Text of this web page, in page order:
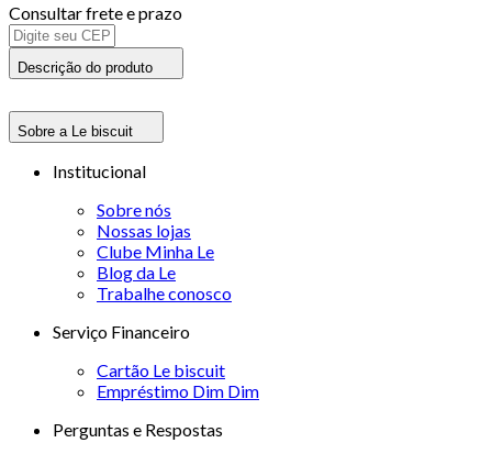
Consultar frete e prazo
Descrição do produto
Sobre a Le biscuit
Institucional
Sobre nós
Nossas lojas
Clube Minha Le
Blog da Le
Trabalhe conosco
Serviço Financeiro
Cartão Le biscuit
Empréstimo Dim Dim
Perguntas e Respostas